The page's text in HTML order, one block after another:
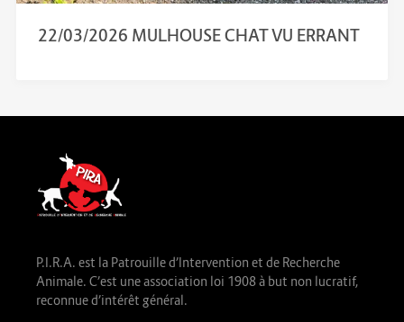
22/03/2026 MULHOUSE CHAT VU ERRANT
P.I.R.A. est la Patrouille d’Intervention et de Recherche
Animale. C’est une association loi 1908 à but non lucratif,
reconnue d’intérêt général.